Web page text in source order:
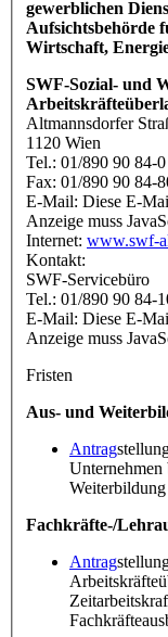
gewerblichen
Aufsichtsbehörde
Wirtschaft,
SWF-Sozial- und
Altmannsdorfer
1120 Wien
Tel.: 01/890 90 84-0
Fax: 01/890 90 84-
E-Mail: Diese E-
Anzeige muss
Internet: www.swf-
Kontakt:
SWF-Servicebüro
Tel.: 01/890 90 84-
E-Mail: Diese E-
Anzeige muss
Fristen
Aus- und
Antrag
Unternehmen
Weiterbildung
Fachkräfte-/
Antrag